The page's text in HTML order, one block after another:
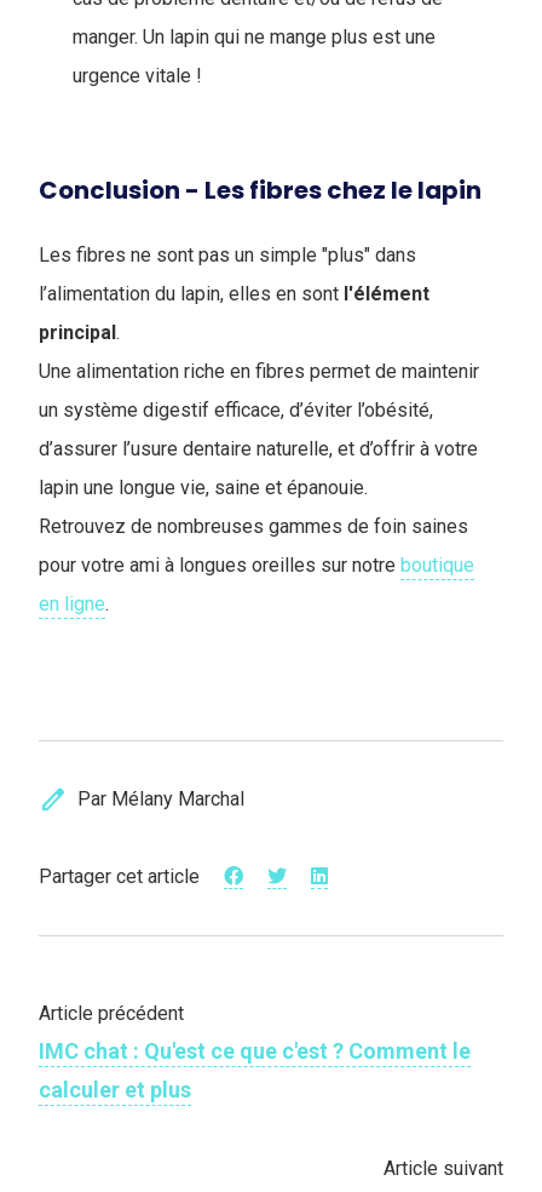
manger. Un lapin qui ne mange plus est une
urgence vitale !
Conclusion - Les fibres chez le lapin
Les fibres ne sont pas un simple "plus" dans
l’alimentation du lapin, elles en sont l'élément
principal.
Une alimentation riche en fibres permet de maintenir
un système digestif efficace, d’éviter l’obésité,
d’assurer l’usure dentaire naturelle, et d’offrir à votre
lapin une longue vie, saine et épanouie.
Retrouvez de nombreuses gammes de foin saines
pour votre ami à longues oreilles sur notre boutique
en ligne.
edit Par Mélany Marchal
Partager cet article
Article précédent
IMC chat : Qu'est ce que c'est ? Comment le
calculer et plus
Article suivant